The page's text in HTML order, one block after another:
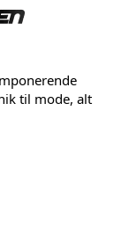
til mode, alt